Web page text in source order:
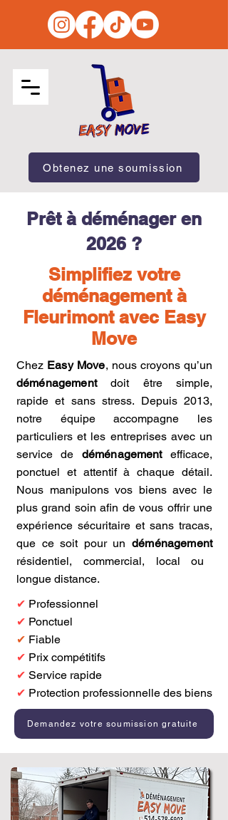
Obtenez une soumission
Prêt à déménager en
2026 ?
Simplifiez votre
déménagement à
Fleurimont avec Easy
Move
Chez Easy Move, nous croyons qu’un
déménagementdoit être simple,
rapide et sans stress. Depuis 2013,
notre équipe accompagne les
particuliers et les entreprises avec un
service de déménagementefficace,
ponctuel et attentif à chaque détail.
Nous manipulons vos biens avec le
plus grand soin afin de vous offrir une
expérience sécuritaire et sans tracas,
que ce soit pour undéménagement
résidentiel, commercial, local ou
longue distance.
✔ Professionnel
✔ Ponctuel
✔ Fiable
✔ Prix compétitifs
✔ Service rapide
✔ Protection professionnelle des biens
Demandez votre soumission gratuite